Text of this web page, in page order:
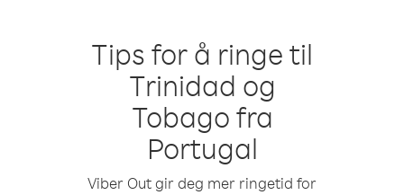
Tips for å ringe til
Trinidad og
Tobago fra
Portugal
Viber Out gir deg mer ringetid for